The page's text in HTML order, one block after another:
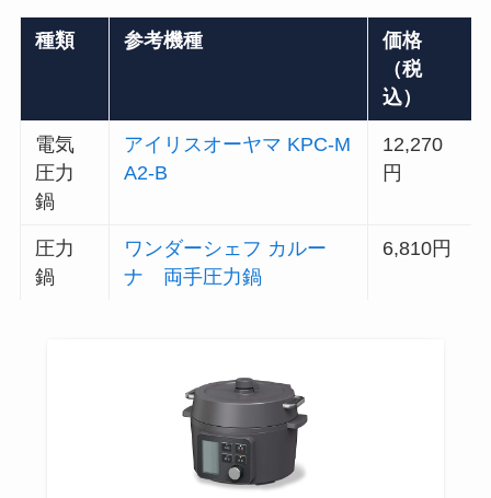
種類 参考機種
価格
（税
込）
電気
圧力
鍋
アイリスオーヤマ KPC-M
A2-B
12,270
円
圧力
鍋
ワンダーシェフ カルー
ナ 両手圧力鍋
6,810円